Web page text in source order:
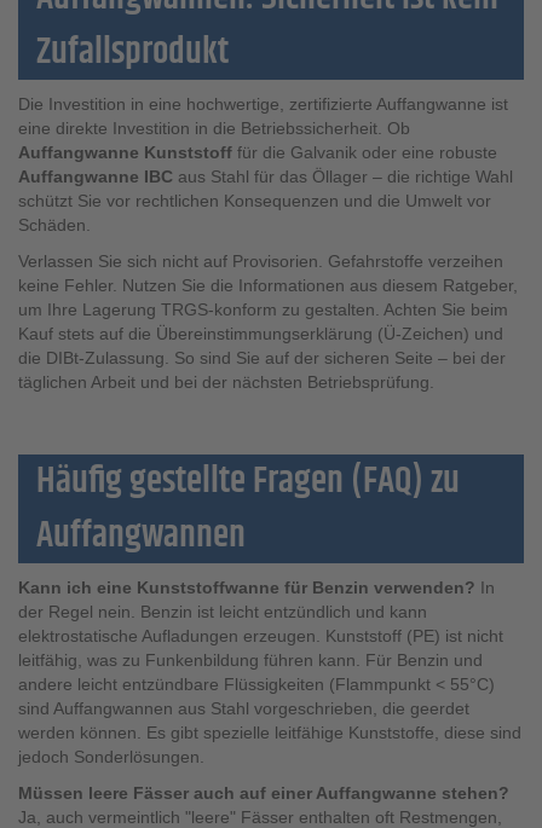
Zufallsprodukt
Die Investition in eine hochwertige, zertifizierte Auffangwanne ist
eine direkte Investition in die Betriebssicherheit. Ob
Auffangwanne Kunststoff für die Galvanik oder eine robuste
Auffangwanne IBC aus Stahl für das Öllager – die richtige Wahl
schützt Sie vor rechtlichen Konsequenzen und die Umwelt vor
Schäden.
Verlassen Sie sich nicht auf Provisorien. Gefahrstoffe verzeihen
keine Fehler. Nutzen Sie die Informationen aus diesem Ratgeber,
um Ihre Lagerung TRGS-konform zu gestalten. Achten Sie beim
Kauf stets auf die Übereinstimmungserklärung (Ü-Zeichen) und
die DIBt-Zulassung. So sind Sie auf der sicheren Seite – bei der
täglichen Arbeit und bei der nächsten Betriebsprüfung.
Häufig gestellte Fragen (FAQ) zu
Auffangwannen
Kann ich eine Kunststoffwanne für Benzin verwenden? In
der Regel nein. Benzin ist leicht entzündlich und kann
elektrostatische Aufladungen erzeugen. Kunststoff (PE) ist nicht
leitfähig, was zu Funkenbildung führen kann. Für Benzin und
andere leicht entzündbare Flüssigkeiten (Flammpunkt < 55°C)
sind Auffangwannen aus Stahl vorgeschrieben, die geerdet
werden können. Es gibt spezielle leitfähige Kunststoffe, diese sind
jedoch Sonderlösungen.
Müssen leere Fässer auch auf einer Auffangwanne stehen?
Ja, auch vermeintlich "leere" Fässer enthalten oft Restmengen,